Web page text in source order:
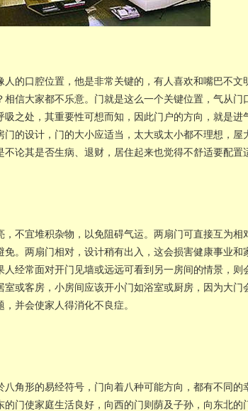
的口腔位置，他是非常关键的，有人喜欢和嘴巴不文
信大家都不乐意。门就是这么一个关键位置，气从门
之处，其重要性可想而知，因此门户的方向，就是进
的设计，门的大小应适当，太大或太小都不理想，屋
论其是否生病、退财，居住起来也觉得不舒适要配置
，不宜堆积杂物，以免阻碍气运。两扇门可直接互为相
。两扇门相对，设计稍有出入，这会损害健康事业和
经常面对开门见墙或远远可看到另一房间的情景，则
或客房，小房间应该开小门如浴室或厨房，因为大门
并会使家人得消化不良症。
角形的易经符号，门向着八种可能方向，都有不同的
门使家庭生活良好，向西的门则荫及子孙，向东北的